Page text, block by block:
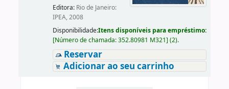
Editora: Rio de Janeiro:
IPEA, 2008
Disponibilidade:Itens disponíveis para empréstimo:
[Número de chamada:352.80981 M321] (2).
Reservar
Adicionar ao seu carrinho